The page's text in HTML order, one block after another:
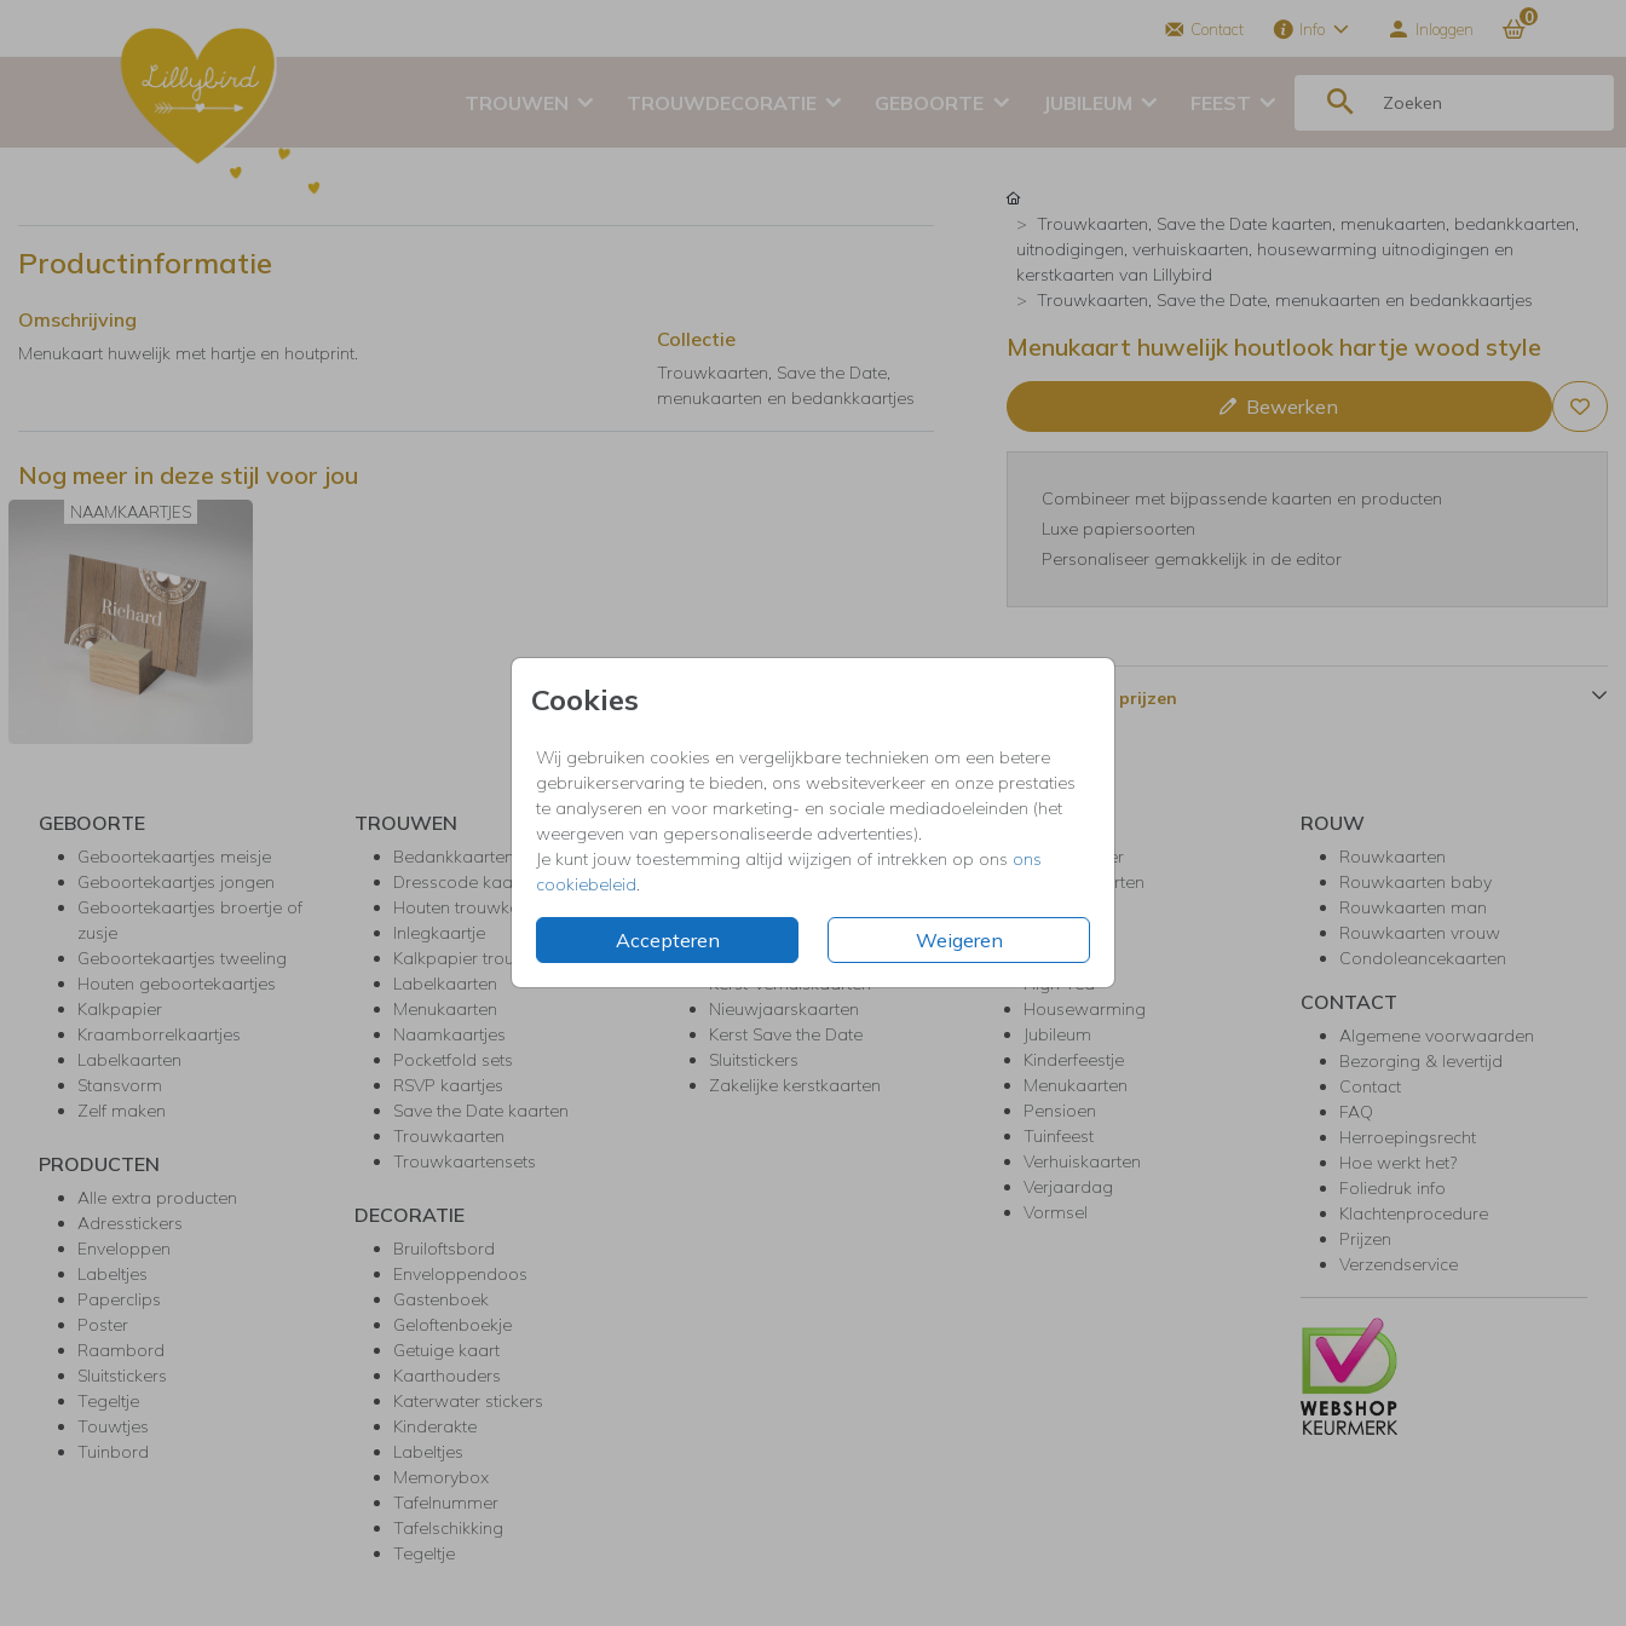
Contact Info Inloggen
0
TROUWEN TROUWDECORATIE GEBOORTE JUBILEUM FEEST
Cookies
Wij gebruiken cookies en vergelijkbare technieken om een betere
gebruikerservaring te bieden, ons websiteverkeer en onze prestaties
te analyseren en voor marketing- en sociale mediadoeleinden (het
weergeven van gepersonaliseerde advertenties).
Je kunt jouw toestemming altijd wijzigen of intrekken op ons ons
cookiebeleid
Accepteren Weigeren
Productinformatie
Omschrijving
Menukaart huwelijk met hartje en houtprint.
Collectie
Trouwkaarten, Save the Date,
menukaarten en bedankkaartjes
Nog meer in deze stijl voor jou
NAAMKAARTJES
Trouwkaarten, Save the Date kaarten, menukaarten, bedankkaarten,
uitnodigingen, verhuiskaarten, housewarming uitnodigingen en
kerstkaarten van Lillybird
Trouwkaarten, Save the Date, menukaarten en bedankkaartjes
Menukaart huwelijk houtlook hartje wood style
Bewerken
Combineer met bijpassende kaarten en producten
Luxe papiersoorten
Personaliseer gemakkelijk in de editor
Formaten en prijzen
GEBOORTE
Geboortekaartjes meisje
Geboortekaartjes jongen
Geboortekaartjes broertje of
zusje
Geboortekaartjes tweeling
Houten geboortekaartjes
Kalkpapier
Kraamborrelkaartjes
Labelkaarten
Stansvorm
Zelf maken
PRODUCTEN
Alle extra producten
Adresstickers
Enveloppen
Labeltjes
Paperclips
Poster
Raambord
Sluitstickers
Tegeltje
Touwtjes
Tuinbord
TROUWEN
Bedankkaarten
Dresscode kaartjes
Houten trouwkaarten
Inlegkaartje
Kalkpapier trouwkaarten
Labelkaarten
Menukaarten
Naamkaartjes
Pocketfold sets
RSVP kaartjes
Save the Date kaarten
Trouwkaarten
Trouwkaartensets
DECORATIE
Bruiloftsbord
Enveloppendoos
Gastenboek
Geloftenboekje
Getuige kaart
Kaarthouders
Katerwater stickers
Kinderakte
Labeltjes
Memorybox
Tafelnummer
Tafelschikking
Tegeltje
KERST
Kerstkaarten
Kerstmenukaarten
Kerst trouwkaarten
Kerst-verhuiskaarten
Nieuwjaarskaarten
Kerst Save the Date
Sluitstickers
Zakelijke kerstkaarten
FEEST
Babyshower
Bedankkaarten
Geslaagd
High Tea
Housewarming
Jubileum
Kinderfeestje
Menukaarten
Pensioen
Tuinfeest
Verhuiskaarten
Verjaardag
Vormsel
ROUW
Rouwkaarten
Rouwkaarten baby
Rouwkaarten man
Rouwkaarten vrouw
Condoleancekaarten
CONTACT
Algemene voorwaarden
Bezorging & levertijd
Contact
FAQ
Herroepingsrecht
Hoe werkt het?
Foliedruk info
Klachtenprocedure
Prijzen
Verzendservice